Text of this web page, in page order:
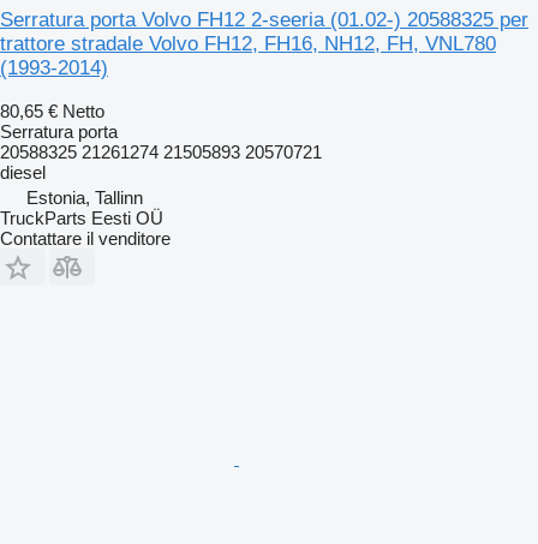
Serratura porta Volvo FH12 2-seeria (01.02-) 20588325 per
trattore stradale Volvo FH12, FH16, NH12, FH, VNL780
(1993-2014)
80,65 € Netto
Serratura porta
20588325 21261274 21505893 20570721
diesel
Estonia, Tallinn
TruckParts Eesti OÜ
Contattare il venditore